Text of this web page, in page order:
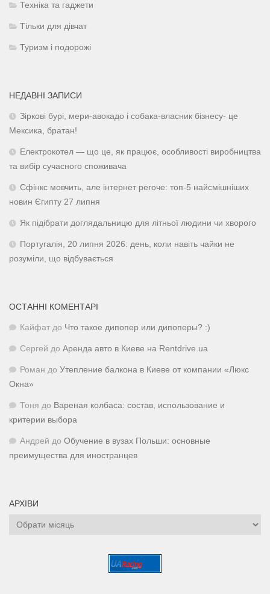
Техніка та гаджети
Тільки для дівчат
Туризм і подорожі
НЕДАВНІ ЗАПИСИ
Зіркові бурі, мери-авокадо і собака-власник бізнесу- це
Мексика, братан!
Електрокотел — що це, як працює, особливості виробництва
та вибір сучасного споживача
Сфінкс мовчить, але інтернет регоче: топ-5 найсмішніших
новин Єгипту 27 липня
Як підібрати доглядальницю для літньої людини чи хворого
Португалія, 20 липня 2026: день, коли навіть чайки не
розуміли, що відбувається
ОСТАННІ КОМЕНТАРІ
Кайфат до Что такое дипопер или дипоперы? :)
Сергей до Аренда авто в Киеве на Rentdrive.ua
Роман до Утепление балкона в Киеве от компании «Люкс
Окна»
Тоня до Вареная колбаса: состав, использование и
критерии выбора
Андрей до Обучение в вузах Польши: основные
преимущества для иностранцев
АРХІВИ
Архіви